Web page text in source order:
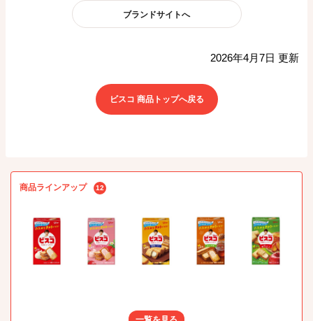
ブランドサイトへ
2026年4月7日 更新
ビスコ 商品トップへ戻る
商品ラインアップ 12